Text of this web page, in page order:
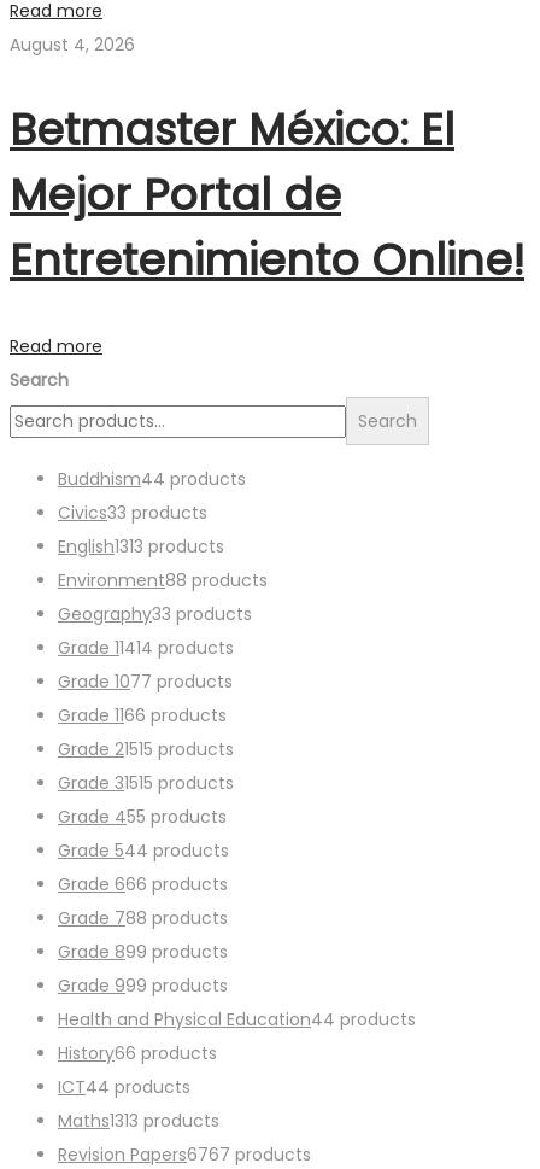
Read more
August 4, 2026
Betmaster México: El
Mejor Portal de
Entretenimiento Online!
Read more
Search
Search
Buddhism44 products
Civics33 products
English1313 products
Environment88 products
Geography33 products
Grade 11414 products
Grade 1077 products
Grade 1166 products
Grade 21515 products
Grade 31515 products
Grade 455 products
Grade 544 products
Grade 666 products
Grade 788 products
Grade 899 products
Grade 999 products
Health and Physical Education44 products
History66 products
ICT44 products
Maths1313 products
Revision Papers6767 products